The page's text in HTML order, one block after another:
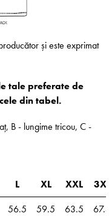
și este exprimat
tale preferate de
din tabel.
B - lungime tricou, C -
L XL XXL
56.5 59.5 63.5